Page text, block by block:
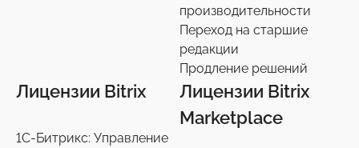
производительности
Переход на старшие
редакции
Продление решений
Лицензии Bitrix
1С-Битрикс: Управление
Лицензии Bitrix
Marketplace